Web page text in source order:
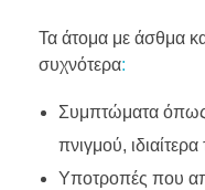
Τα άτομα με άσθμα
συχνότερα:
Συμπτώματα όπως
πνιγμού,
Υποτροπές που